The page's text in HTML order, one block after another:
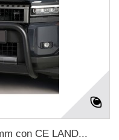
con CE LAND...